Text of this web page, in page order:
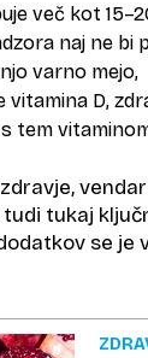
več kot
naj ne bi
varno mejo,
vitamina D,
tem
tukaj
se